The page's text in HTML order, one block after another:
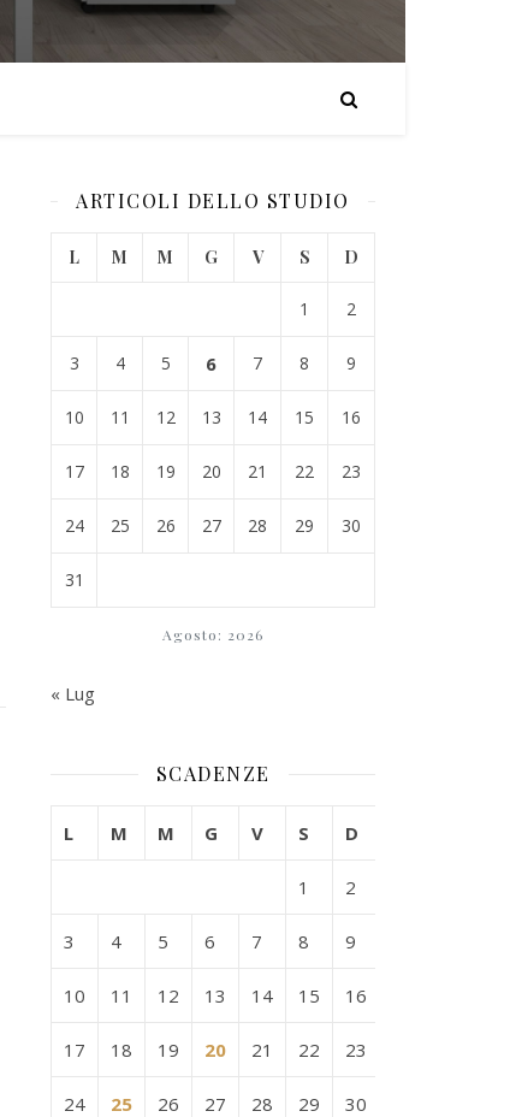
ARTICOLI DELLO STUDIO
Agosto: 2026
L M M G V S D
1 2
3 4 5 6 7 8 9
10 11 12 13 14 15 16
17 18 19 20 21 22 23
24 25 26 27 28 29 30
31
« Lug
SCADENZE
L M M G V S D
1 2
3 4 5 6 7 8 9
10 11 12 13 14 15 16
17 18 19 20 21 22 23
24 25 26 27 28 29 30